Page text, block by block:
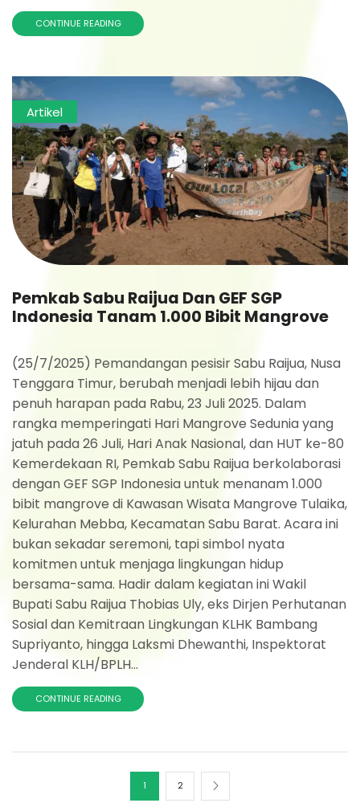
CONTINUE READING
Artikel
Pemkab Sabu Raijua Dan GEF SGP
Indonesia Tanam 1.000 Bibit Mangrove
(25/7/2025) Pemandangan pesisir Sabu Raijua, Nusa
Tenggara Timur, berubah menjadi lebih hijau dan
penuh harapan pada Rabu, 23 Juli 2025. Dalam
rangka memperingati Hari Mangrove Sedunia yang
jatuh pada 26 Juli, Hari Anak Nasional, dan HUT ke-80
Kemerdekaan RI, Pemkab Sabu Raijua berkolaborasi
dengan GEF SGP Indonesia untuk menanam 1.000
bibit mangrove di Kawasan Wisata Mangrove Tulaika,
Kelurahan Mebba, Kecamatan Sabu Barat. Acara ini
bukan sekadar seremoni, tapi simbol nyata
komitmen untuk menjaga lingkungan hidup
bersama-sama. Hadir dalam kegiatan ini Wakil
Bupati Sabu Raijua Thobias Uly, eks Dirjen Perhutanan
Sosial dan Kemitraan Lingkungan KLHK Bambang
Supriyanto, hingga Laksmi Dhewanthi, Inspektorat
Jenderal KLH/BPLH...
CONTINUE READING
1 2